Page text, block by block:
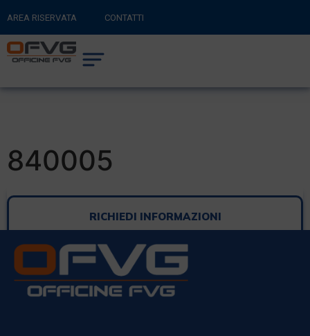
AREA RISERVATA CONTATTI
RITORNA AL SITO PRINCIPALE
CARRELLO
840005
RICHIEDI INFORMAZIONI